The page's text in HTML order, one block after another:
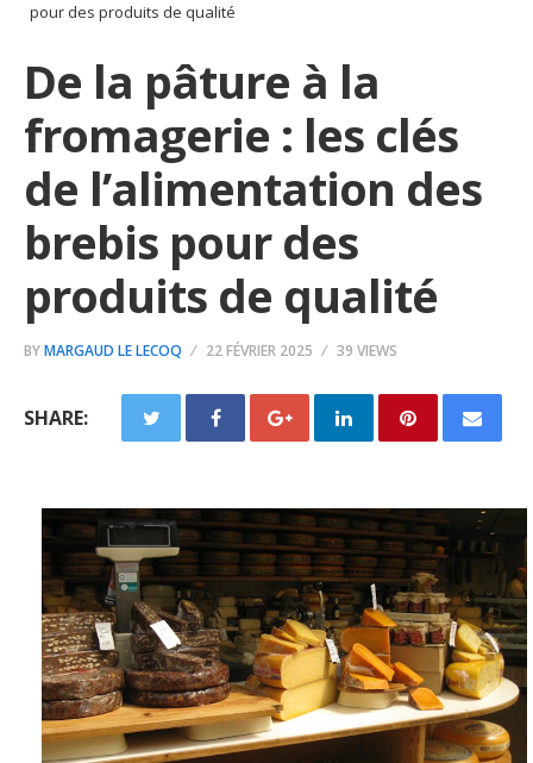
pour des produits de qualité
De la pâture à la
fromagerie : les clés
de l’alimentation des
brebis pour des
produits de qualité
BYMARGAUD LE LECOQ 22 FÉVRIER 2025 39 VIEWS
SHARE: